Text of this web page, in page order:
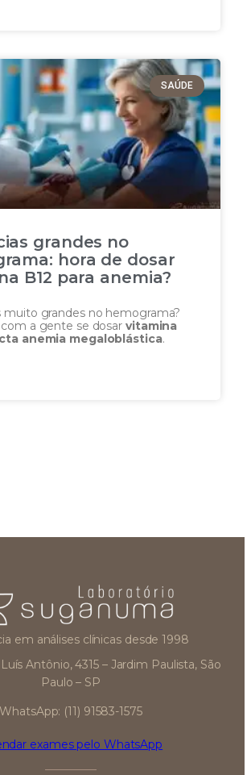
SAÚDE
grandes no
hora de dosar
B12 para anemia?
muito grandes no hemograma?
a gente se dosar vitamina
anemia megaloblástica.
em análises clínicas desde 1998
Antônio, 4315 – Jardim Paulista, São
Paulo – SP
WhatsApp: (11) 91583-1575
exames pelo WhatsApp